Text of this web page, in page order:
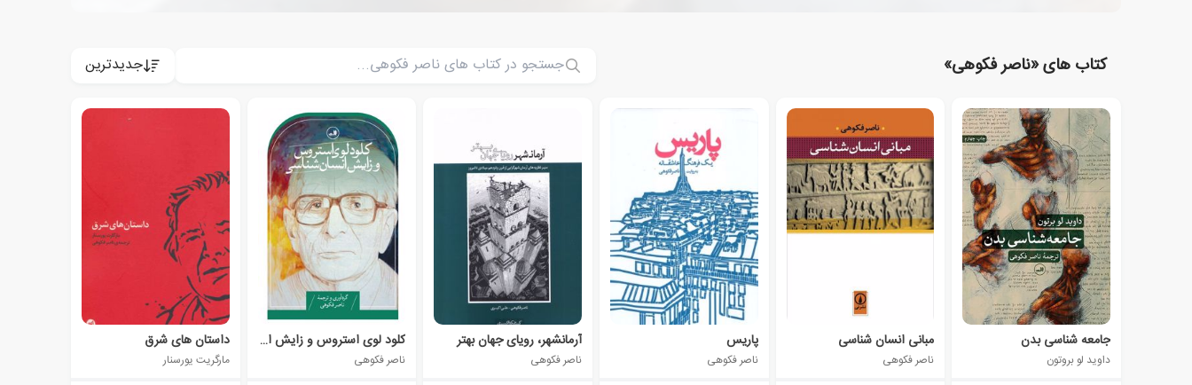
کتاب های «ناصر فکوهی» جدیدترین
جامعه شناسی بدن
داوید لو بروتون
مبانی انسان شناسی
ناصر فکوهی
پاریس
ناصر فکوهی
آرمانشهر، رویای جهان بهتر
ناصر فکوهی
کلود لوی استروس و زایش انسان شناسی
ناصر فکوهی
داستان های شرق
مارگریت یورسنار